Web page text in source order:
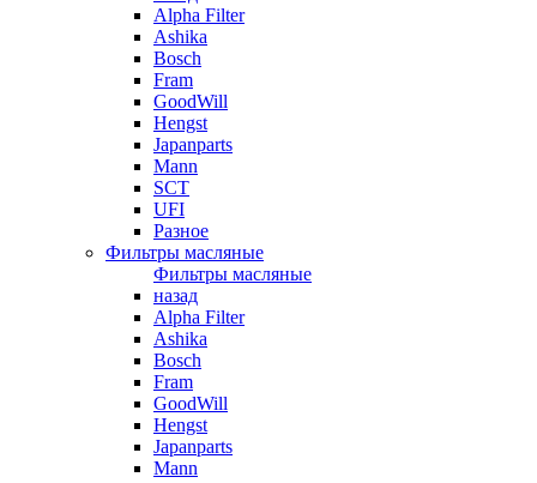
Alpha Filter
Ashika
Bosch
Fram
GoodWill
Hengst
Japanparts
Mann
SCT
UFI
Разное
Фильтры масляные
Фильтры масляные
назад
Alpha Filter
Ashika
Bosch
Fram
GoodWill
Hengst
Japanparts
Mann